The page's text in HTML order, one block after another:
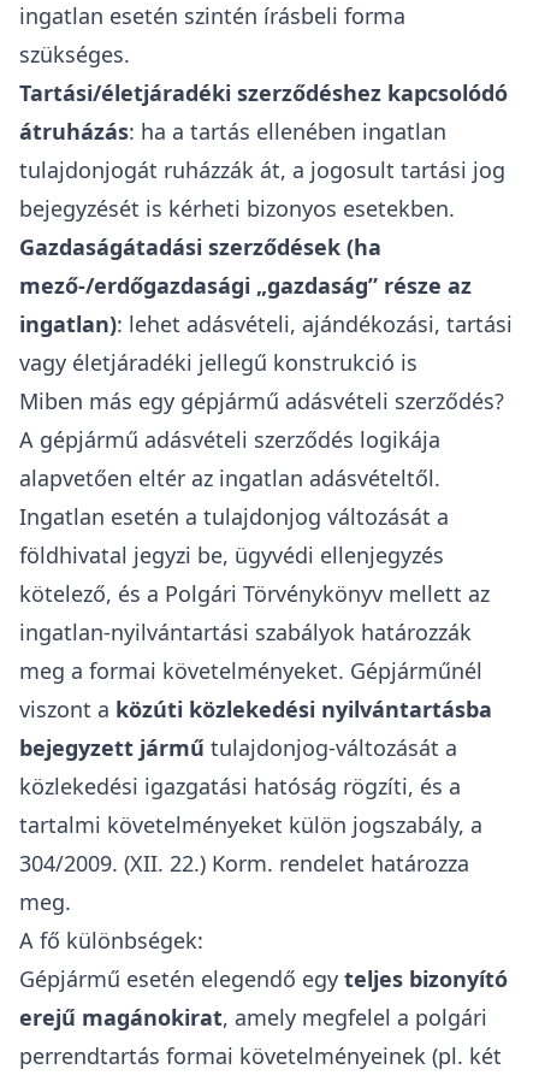
ingatlan esetén szintén írásbeli forma
szükséges.
Tartási/életjáradéki szerződéshez kapcsolódó
átruházás: ha a tartás ellenében ingatlan
tulajdonjogát ruházzák át, a jogosult tartási jog
bejegyzését is kérheti bizonyos esetekben.
Gazdaságátadási szerződések (ha
mező-/erdőgazdasági „gazdaság” része az
ingatlan): lehet adásvételi, ajándékozási, tartási
vagy életjáradéki jellegű konstrukció is
Miben más egy gépjármű adásvételi szerződés?
A gépjármű adásvételi szerződés logikája
alapvetően eltér az ingatlan adásvételtől.
Ingatlan esetén a tulajdonjog változását a
földhivatal jegyzi be, ügyvédi ellenjegyzés
kötelező, és a Polgári Törvénykönyv mellett az
ingatlan-nyilvántartási szabályok határozzák
meg a formai követelményeket. Gépjárműnél
viszont a közúti közlekedési nyilvántartásba
bejegyzett jármű tulajdonjog-változását a
közlekedési igazgatási hatóság rögzíti, és a
tartalmi követelményeket külön jogszabály, a
304/2009. (XII. 22.) Korm. rendelet határozza
meg.
A fő különbségek:
Gépjármű esetén elegendő egy teljes bizonyító
erejű magánokirat, amely megfelel a polgári
perrendtartás formai követelményeinek (pl. két